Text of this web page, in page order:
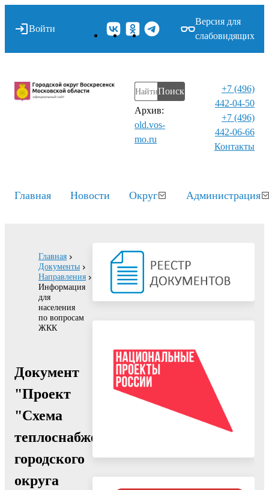
Войти
Версия для
слабовидящих
Поиск
Архив:
old.vos-
mo.ru
+7 (496)
442-04-50
+7 (496)
442-06-66
Контакты⁠
Главная Новости Округ Администрация
Главная
Документы
Направления
Информация
для
населения
по вопросам
ЖКК
Документ
"Проект
"Схема
теплоснабжения
городского
округа